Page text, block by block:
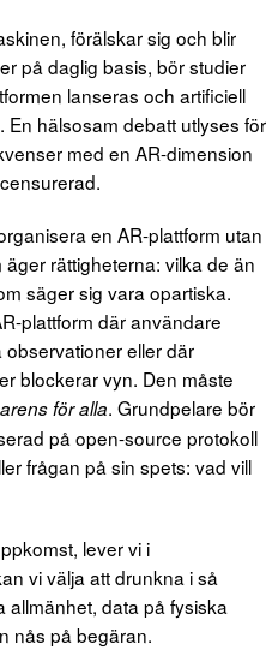
förälskar sig och blir
på daglig basis, bör studier
lanseras och artificiell
En hälsosam debatt utlyses för
med en AR-dimension
en AR-plattform utan
rättigheterna: vilka de än
säger sig vara opartiska.
plattform där användare
eller där
blockerar vyn. Den måste
för alla. Grundpelare bör
på open-source protokoll
frågan på sin spets: vad vill
lever vi i
vi välja att drunkna i så
allmänhet, data på fysiska
nås på begäran.